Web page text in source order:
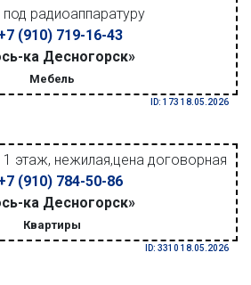
радиоаппаратуру
(910) 719-16-43
ка Десногорск»
Мебель
ID: 173 18.05.2026
1 этаж, нежилая,цена договорная
(910) 784-50-86
ка Десногорск»
Квартиры
ID: 3310 18.05.2026